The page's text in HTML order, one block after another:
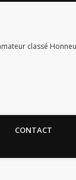
classé
CONTACT